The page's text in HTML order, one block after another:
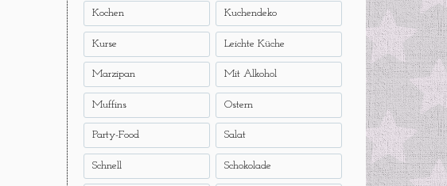
Kochen Kuchendeko
Kurse Leichte Küche
Marzipan Mit Alkohol
Muffins Ostern
Party-Food Salat
Schnell Schokolade